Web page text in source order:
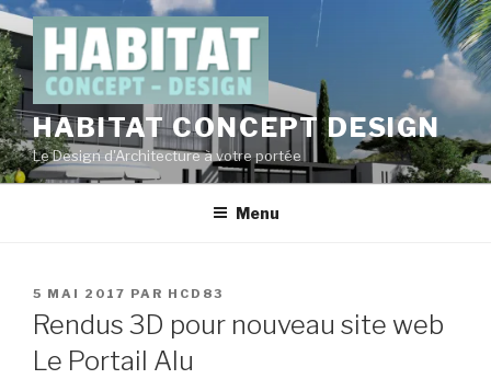
Aller
au
contenu
principal
HABITAT CONCEPT DESIGN
Le Design d'Architecture à votre portée
Menu
PUBLIÉ
LE
5 MAI 2017 PAR HCD83
Rendus 3D pour nouveau site web
Le Portail Alu